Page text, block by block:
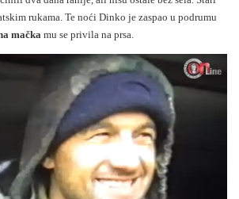
rukama. Te noći Dinko je zaspao u podrumu
mačka mu se privila na prsa.